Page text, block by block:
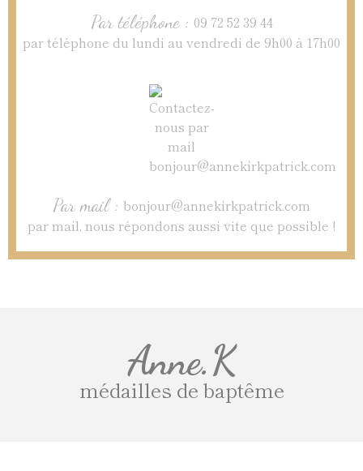
Par téléphone : 09 72 52 39 44
par téléphone du lundi au vendredi de 9h00 à 17h00
Par mail : bonjour@annekirkpatrick.com
par mail, nous répondons aussi vite que possible !
Anne.K
médailles de baptême